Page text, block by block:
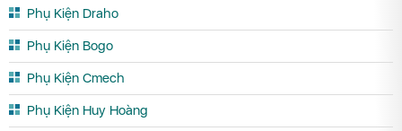
Phụ Kiện Draho
Phụ Kiện Bogo
Phụ Kiện Cmech
Phụ Kiện Huy Hoàng